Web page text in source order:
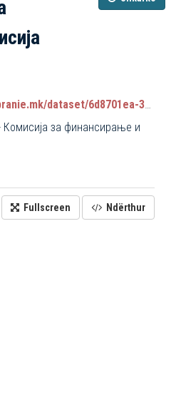
resource/0147df20-deb2-4d5a-8132-cafa2433f365/download/komisiski_sednici.json
Комисија за финансирање и
Fullscreen Ndërthur